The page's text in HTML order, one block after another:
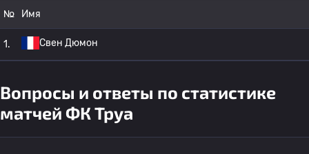
№ Имя
1. Свен Дюмон
Вопросы и ответы по статистике
матчей ФК Труа